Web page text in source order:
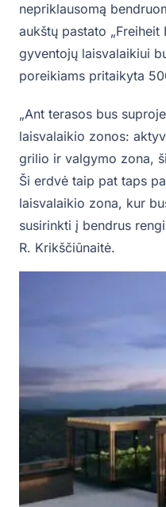
nepriklausomą
aukštų pastato
gyventojų laisvalaikiui
poreikiams pritaikyta
„Ant terasos bus
laisvalaikio zonos:
grilio ir valgymo zona,
Ši erdvė taip pat taps
laisvalaikio zona, kur
susirinkti į bendrus
R. Krikščiūnaitė.